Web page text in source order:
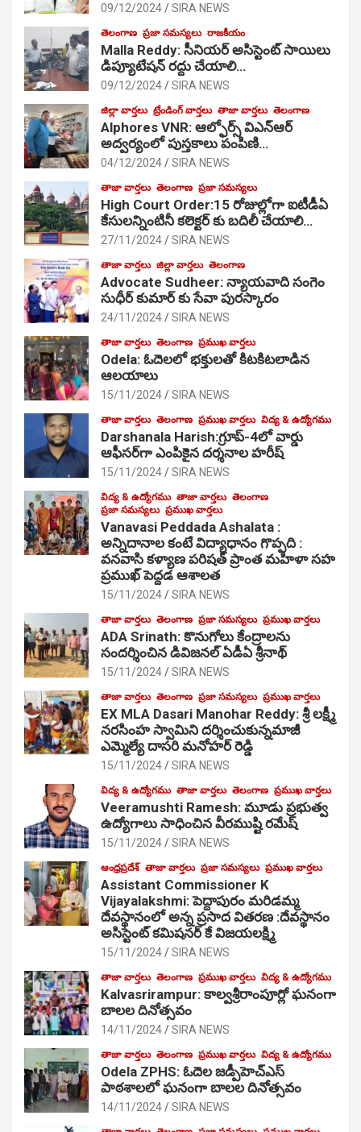
09/12/2024 SIRA NEWS
తెలంగాణ ప్రజా సమస్యలు రాజకీయం
Malla Reddy: సీనియర్ అసిస్టెంట్ సాయిలు
డిప్యూటేషన్ రద్దు చేయాలి…
09/12/2024 SIRA NEWS
జిల్లా వార్తలు ట్రేండింగ్ వార్తలు తాజా వార్తలు తెలంగాణ
Alphores VNR: ఆల్ఫోర్స్ విఎన్ఆర్
అద్వర్యంలో పుస్తకాలు పంపిణి…
04/12/2024 SIRA NEWS
తాజా వార్తలు తెలంగాణ ప్రజా సమస్యలు
High Court Order:15 రోజుల్లోగా ఐటీడీఏ
కేసులన్నింటినీ కలెక్టర్ కు బదిలీ చేయాలి…
27/11/2024 SIRA NEWS
తాజా వార్తలు జిల్లా వార్తలు తెలంగాణ
Advocate Sudheer: న్యాయవాది సంగెం
సుధీర్ కుమార్ కు సేవా పురస్కారం
24/11/2024 SIRA NEWS
తాజా వార్తలు తెలంగాణ ప్రముఖ వార్తలు
Odela: ఓదెల‌లో భక్తులతో కిటకిటలాడిన
ఆల‌యాలు
15/11/2024 SIRA NEWS
తాజా వార్తలు తెలంగాణ ప్రముఖ వార్తలు విద్య & ఉద్యోగము
Darshanala Harish:గ్రూప్-4లో వార్డు
ఆఫీసర్‌గా ఎంపికైన దర్శనాల హరీష్
15/11/2024 SIRA NEWS
విద్య & ఉద్యోగము తాజా వార్తలు తెలంగాణ
ప్రజా సమస్యలు ప్రముఖ వార్తలు
Vanavasi Peddada Ashalata :
అన్నిదానాల కంటే విద్యాధానం గొప్పది :
వనవాసి కళ్యాణ పరిషత్ ప్రాంత మహిళా సహ
ప్రముఖ్ పెద్దడ ఆశాలత
15/11/2024 SIRA NEWS
తాజా వార్తలు తెలంగాణ ప్రజా సమస్యలు ప్రముఖ వార్తలు
ADA Srinath: కొనుగోలు కేంద్రాల‌ను
సంద‌ర్శించిన డివిజనల్ ఏడీఏ శ్రీనాథ్
15/11/2024 SIRA NEWS
తాజా వార్తలు తెలంగాణ ప్రజా సమస్యలు ప్రముఖ వార్తలు
EX MLA Dasari Manohar Reddy: శ్రీ లక్ష్మీ
నరసింహ స్వామిని దర్శించుకున్నమాజీ
ఎమ్మెల్యే దాసరి మనోహర్ రెడ్డి
15/11/2024 SIRA NEWS
విద్య & ఉద్యోగము తాజా వార్తలు తెలంగాణ ప్రముఖ వార్తలు
Veeramushti Ramesh: మూడు ప్రభుత్వ
ఉద్యోగాలు సాధించిన వీరముష్టి రమేష్
15/11/2024 SIRA NEWS
ఆంధ్రప్రదేశ్ తాజా వార్తలు ప్రజా సమస్యలు ప్రముఖ వార్తలు
Assistant Commissioner K
Vijayalakshmi: పెద్దాపురం మరిడమ్మ
దేవస్థానంలో అన్న ప్రసాద వితరణ :దేవస్థానం
అసిస్టెంట్ కమిషనర్ కే విజయలక్ష్మి
15/11/2024 SIRA NEWS
తాజా వార్తలు తెలంగాణ ప్రముఖ వార్తలు విద్య & ఉద్యోగము
Kalvasrirampur: కాల్వశ్రీరాంపూర్లో ఘనంగా
బాలల దినోత్సవం
14/11/2024 SIRA NEWS
తాజా వార్తలు తెలంగాణ ప్రముఖ వార్తలు విద్య & ఉద్యోగము
Odela ZPHS: ఓదెల జ‌డ్పీహెచ్ఎస్
పాఠ‌శాల‌లో ఘనంగా బాలల దినోత్సవం
14/11/2024 SIRA NEWS